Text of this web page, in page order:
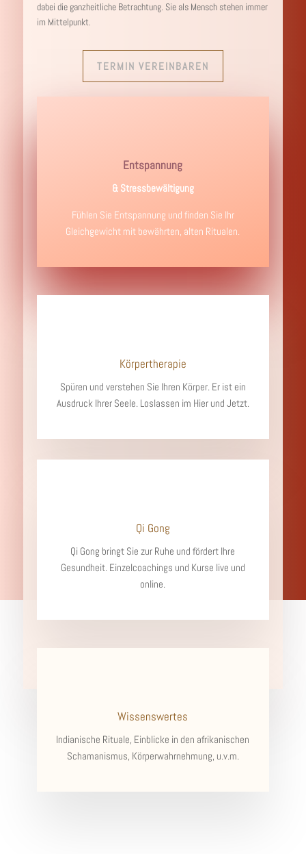
dabei die ganzheitliche Betrachtung. Sie als Mensch stehen immer
im Mittelpunkt.
TERMIN VEREINBAREN
Entspannung
& Stressbewältigung
Fühlen Sie Entspannung und finden Sie Ihr
Gleichgewicht mit bewährten, alten Ritualen.
Körpertherapie
Spüren und verstehen Sie Ihren Körper. Er ist ein
Ausdruck Ihrer Seele. Loslassen im Hier und Jetzt.
Qi Gong
Qi Gong bringt Sie zur Ruhe und fördert Ihre
Gesundheit. Einzelcoachings und Kurse live und
online.
Wissenswertes
Indianische Rituale, Einblicke in den afrikanischen
Schamanismus, Körperwahrnehmung, u.v.m.